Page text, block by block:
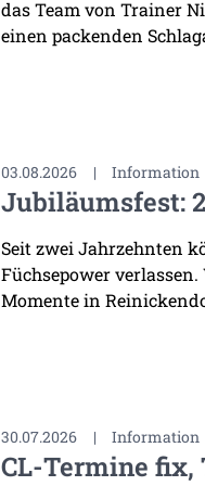
das Team von Trainer
einen packenden
03.08.2026 | Information
Jubiläumsfest:
Seit zwei Jahrzehnten
Füchsepower
Momente in
30.07.2026 | Information
CL-Termine